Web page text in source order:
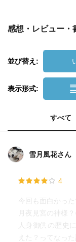
感想・レビュー・
並び替え:
表示形式:
すべて
雪月風花さん
4
今回も面白かった
月夜見宮の神様
人身御供の歴史
えた？ってなっ